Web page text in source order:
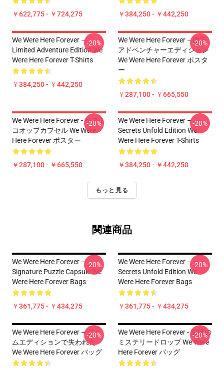
￥622,775 - ￥724,275 ￥384,250 - ￥442,250
We Were Here Forever –
Limited Adventure Edition We
Were Here Forever T-Shirts
￥384,250 - ￥442,250
-20%
We Were Here Forever – 限定
アドベンチャーエディション
We Were Here Forever ポスタ
ー
￥287,100 - ￥665,550
-20%
We Were Here Forever - ベスト
コオップカプセル We Were
Here Forever ポスター
￥287,100 - ￥665,550
-20%
We Were Here Forever –
Secrets Unfold Edition We
Were Here Forever T-Shirts
￥384,250 - ￥442,250
-20%
もっと見る
関連商品
We Were Here Forever –
Signature Puzzle Capsule We
Were Here Forever Bags
￥361,775 - ￥434,275
-20%
We Were Here Forever –
Secrets Unfold Edition We
Were Here Forever Bags
￥361,775 - ￥434,275
-20%
We Were Here Forever – タイ
ムエディションで失われた
We Were Here Forever バッグ
-20%
We Were Here Forever - 究極の
ミステリードロップ We Were
Here Forever バッグ
-20%